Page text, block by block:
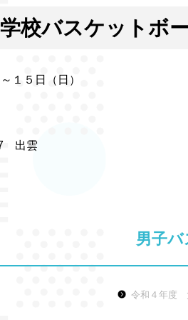
校バスケットボ
１５日（日）
出雲
男子
令和４年度